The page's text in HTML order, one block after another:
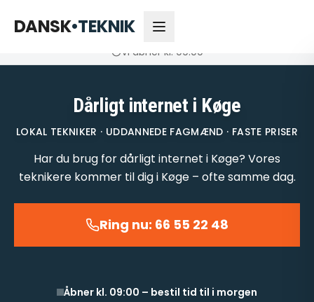
DANSK•TEKNIK
Åbner kl. 09:00
Vi åbner kl. 09:00
Dårligt internet i Køge
LOKAL TEKNIKER · UDDANNEDE FAGMÆND · FASTE PRISER
Har du brug for dårligt internet i Køge? Vores
teknikere kommer til dig i Køge – ofte samme dag.
Ring nu: 66 55 22 48
Åbner kl. 09:00 – bestil tid til i morgen